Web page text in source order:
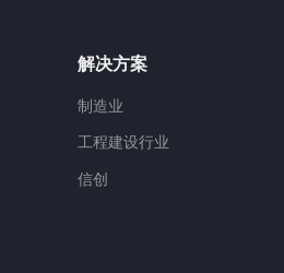
解决方案
制造业
工程建设行业
信创